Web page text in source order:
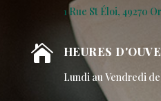
1 Rue St Éloi, 49270
 HEURES
Lundi au Vendredi de